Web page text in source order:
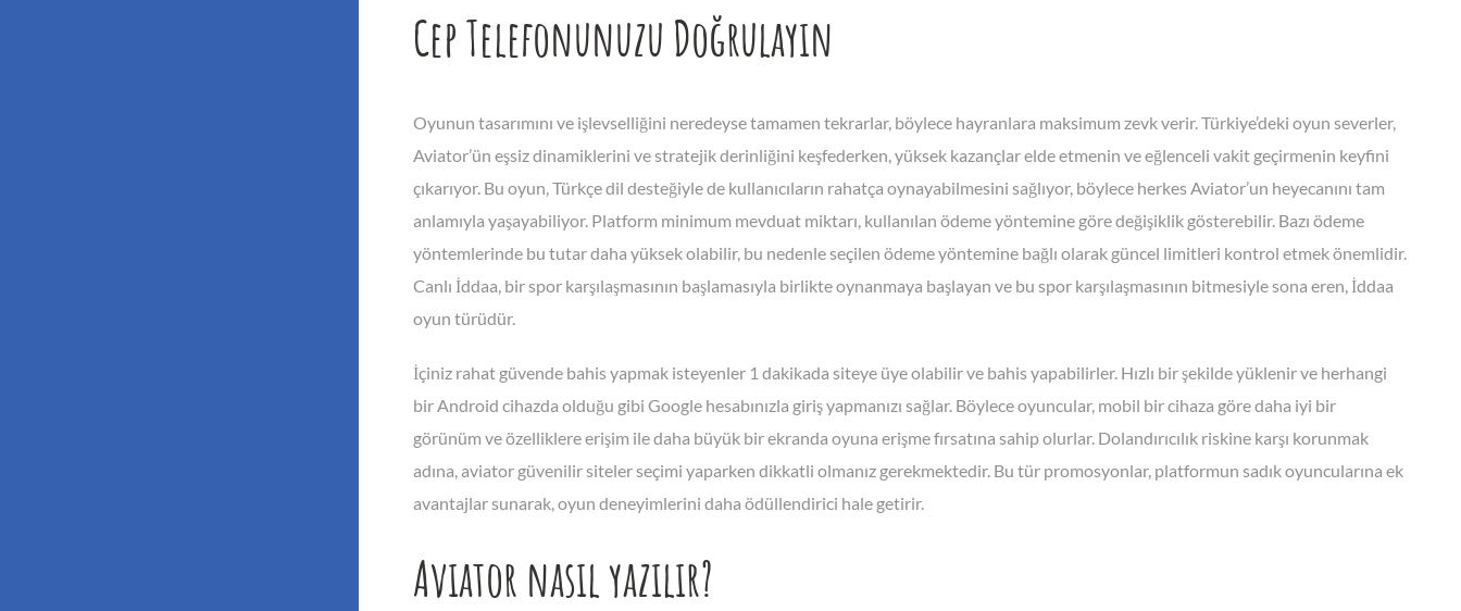
Cep Telefonunuzu Doğrulayın
Oyunun tasarımını ve işlevselliğini neredeyse tamamen tekrarlar, böylece hayranlara maksimum zevk verir. Türkiye’deki oyun severler,
Aviator’ün eşsiz dinamiklerini ve stratejik derinliğini keşfederken, yüksek kazançlar elde etmenin ve eğlenceli vakit geçirmenin keyfini
çıkarıyor. Bu oyun, Türkçe dil desteğiyle de kullanıcıların rahatça oynayabilmesini sağlıyor, böylece herkes Aviator’un heyecanını tam
anlamıyla yaşayabiliyor. Platform minimum mevduat miktarı, kullanılan ödeme yöntemine göre değişiklik gösterebilir. Bazı ödeme
yöntemlerinde bu tutar daha yüksek olabilir, bu nedenle seçilen ödeme yöntemine bağlı olarak güncel limitleri kontrol etmek önemlidir.
Canlı İddaa, bir spor karşılaşmasının başlamasıyla birlikte oynanmaya başlayan ve bu spor karşılaşmasının bitmesiyle sona eren, İddaa
oyun türüdür.
İçiniz rahat güvende bahis yapmak isteyenler 1 dakikada siteye üye olabilir ve bahis yapabilirler. Hızlı bir şekilde yüklenir ve herhangi
bir Android cihazda olduğu gibi Google hesabınızla giriş yapmanızı sağlar. Böylece oyuncular, mobil bir cihaza göre daha iyi bir
görünüm ve özelliklere erişim ile daha büyük bir ekranda oyuna erişme fırsatına sahip olurlar. Dolandırıcılık riskine karşı korunmak
adına, aviator güvenilir siteler seçimi yaparken dikkatli olmanız gerekmektedir. Bu tür promosyonlar, platformun sadık oyuncularına ek
avantajlar sunarak, oyun deneyimlerini daha ödüllendirici hale getirir.
Aviator nasıl yazılır?